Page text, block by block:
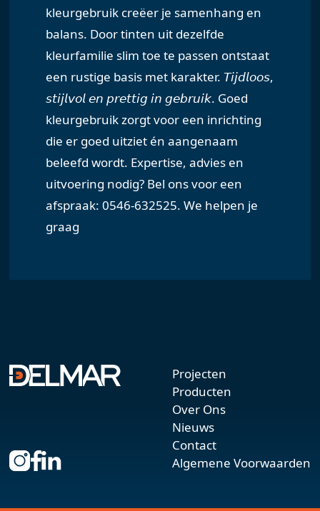
kleurgebruik creëer je samenhang en
balans. Door tinten uit dezelfde
kleurfamilie slim toe te passen ontstaat
een rustige basis met karakter. 𝘛𝘪𝘫𝘥𝘭𝘰𝘰𝘴,
𝘴𝘵𝘪𝘫𝘭𝘷𝘰𝘭 𝘦𝘯 𝘱𝘳𝘦𝘵𝘵𝘪𝘨 𝘪𝘯 𝘨𝘦𝘣𝘳𝘶𝘪𝘬. Goed
kleurgebruik zorgt voor een inrichting
die er goed uitziet én aangenaam
beleefd wordt. Expertise, advies en
uitvoering nodig? Bel ons voor een
afspraak: 0546-632525. We helpen je
graag
Projecten
Producten
Over Ons
Nieuws
Contact
Algemene Voorwaarden